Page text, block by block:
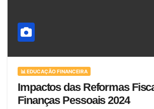
📊 EDUCAÇÃO FINANCEIRA
Impactos das Reformas
Finanças Pessoais 2024